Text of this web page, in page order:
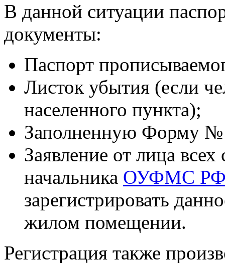
В данной ситуации
документы:
Паспорт
Листок убытия (если
населенного пункта);
Заполненную Форму
Заявление от лица
начальника ОУФМС РФ
зарегистрировать
жилом помещении.
Регистрация также